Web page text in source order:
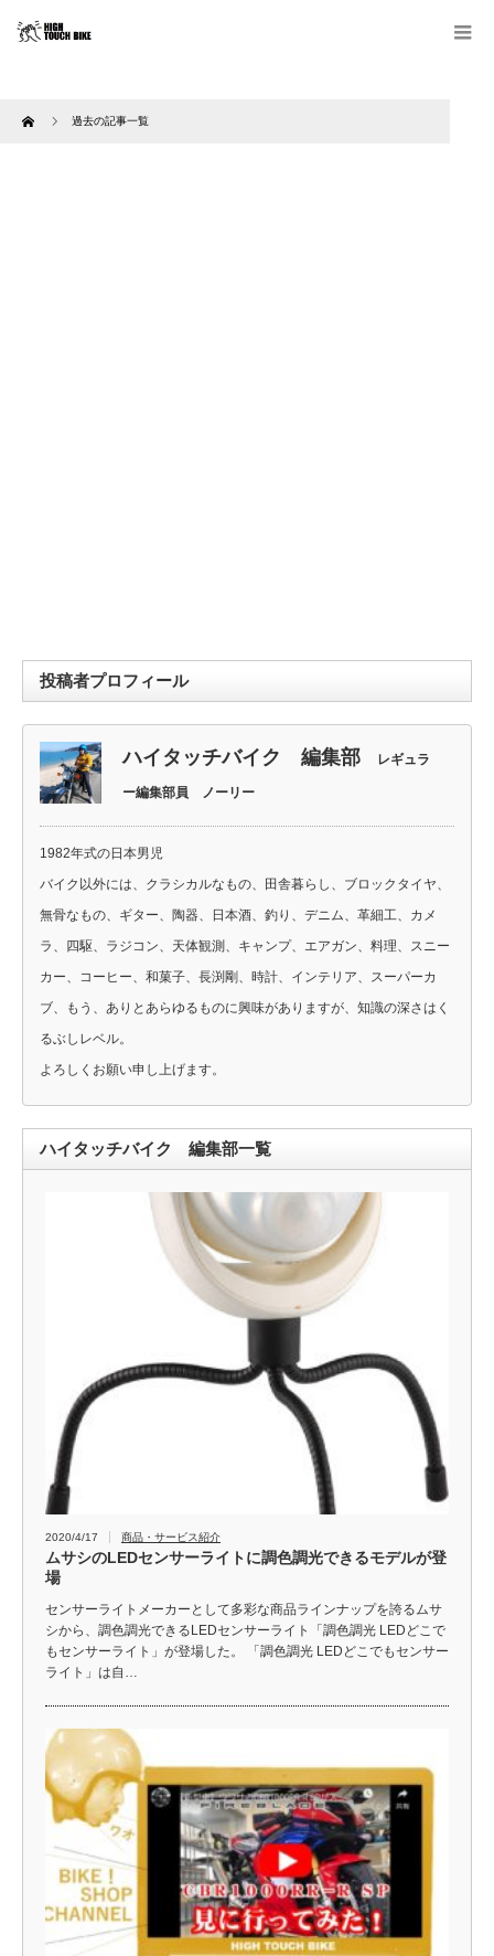
Home 過去の記事一覧
投稿者プロフィール
ハイタッチバイク 編集部 レギュラ
ー編集部員 ノーリー
1982年式の日本男児
バイク以外には、クラシカルなもの、田舎暮らし、ブロックタイヤ、
無骨なもの、ギター、陶器、日本酒、釣り、デニム、革細工、カメ
ラ、四駆、ラジコン、天体観測、キャンプ、エアガン、料理、スニー
カー、コーヒー、和菓子、長渕剛、時計、インテリア、スーパーカ
ブ、もう、ありとあらゆるものに興味がありますが、知識の深さはく
るぶしレベル。
よろしくお願い申し上げます。
ハイタッチバイク 編集部一覧
2020/4/17 商品・サービス紹介
ムサシのLEDセンサーライトに調色調光できるモデルが登
場
センサーライトメーカーとして多彩な商品ラインナップを誇るムサ
シから、調色調光できるLEDセンサーライト「調色調光 LEDどこで
もセンサーライト」が登場した。 「調色調光 LEDどこでもセンサー
ライト」は自…